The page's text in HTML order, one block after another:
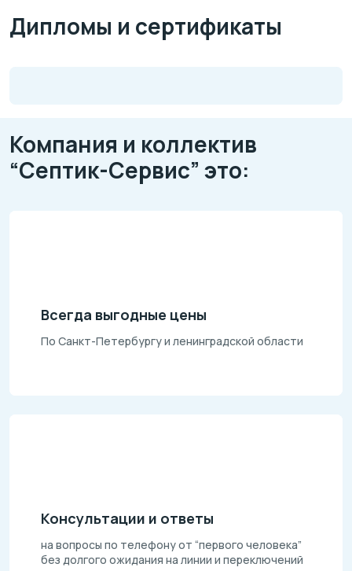
Дипломы и сертификаты
Компания и коллектив
“Септик-Сервис” это:
Всегда выгодные цены
По Санкт-Петербургу и ленинградской области
Консультации и ответы
на вопросы по телефону от “первого человека”
без долгого ожидания на линии и переключений